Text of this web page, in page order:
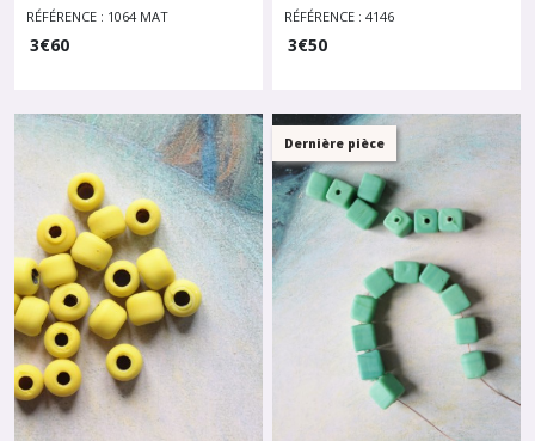
MAT, 1064-Perles En
Céramique Ou Verre
RÉFÉRENCE : 1064 MAT
3€60
diamètre 6 mm, 4146
-Perles En Céramique Ou Verre
RÉFÉRENCE : 4146
3€50
Dernière pièce